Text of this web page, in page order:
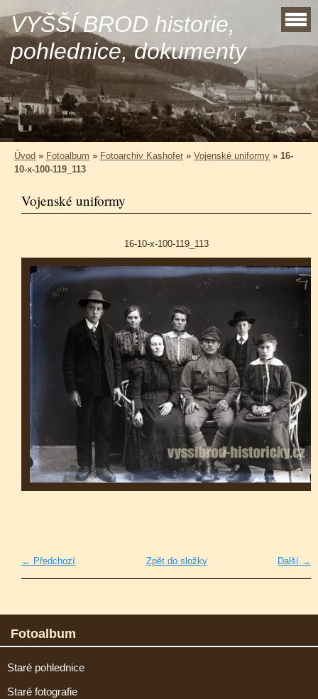
VYŠŠÍ BROD historie,
pohlednice, dokumenty
Úvod » Fotoalbum » Fotoarchiv Kashofer » Vojenské uniformy » 16-
10-x-100-119_113
Vojenské uniformy
16-10-x-100-119_113
← Předchozí Další →
Zpět do složky
Fotoalbum
Staré pohlednice
Staré fotografie